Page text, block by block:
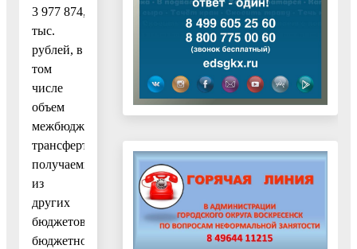
3 977 874,6
тыс.
рублей, в
том
числе
объем
межбюджетных
трансфертов,
получаемых
из
других
бюджетов
бюджетной